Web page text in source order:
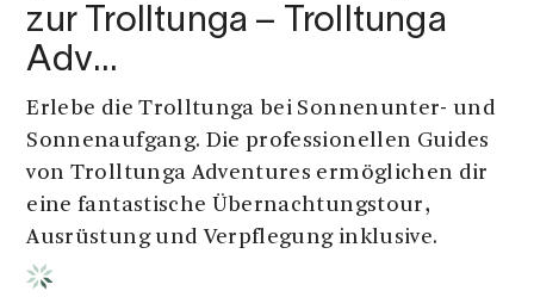
zur Trolltunga – Trolltunga
Adv…
Erlebe die Trolltunga bei Sonnenunter- und
Sonnenaufgang. Die professionellen Guides
von Trolltunga Adventures ermöglichen dir
eine fantastische Übernachtungstour,
Ausrüstung und Verpflegung inklusive.